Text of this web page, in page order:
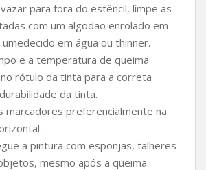
para fora do estêncil, limpe as
com um algodão enrolado em
em água ou thinner.
e a temperatura de queima
rótulo da tinta para a correta
da tinta.
marcadores preferencialmente na
a pintura com esponjas, talheres
mesmo após a queima.